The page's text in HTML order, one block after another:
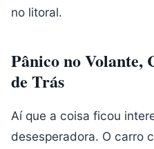
no litoral.
Pânico no Volante,
de Trás
Aí que a coisa ficou
desesperadora. O carro